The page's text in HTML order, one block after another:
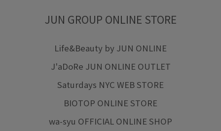
JUN GROUP ONLINE STORE
Life&Beauty by JUN ONLINE
J'aDoRe JUN ONLINE OUTLET
Saturdays NYC WEB STORE
BIOTOP ONLINE STORE
wa-syu OFFICIAL ONLINE SHOP